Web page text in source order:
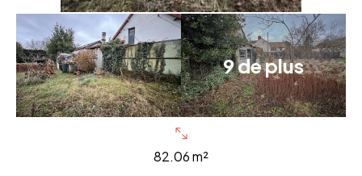
9 de plus
82.06 m²